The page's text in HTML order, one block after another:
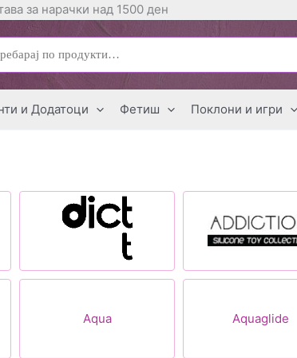
за нарачки над 1500 ден
и Додатоци Фетиш Поклони и игри
Aqua Aquaglide